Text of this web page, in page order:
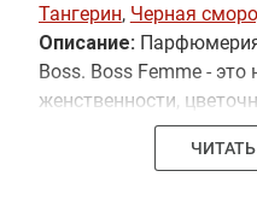
Тангерин, Черная
Описание:
Boss. Boss Femme - это
женственности,
который подчеркивает
женскую красоту.